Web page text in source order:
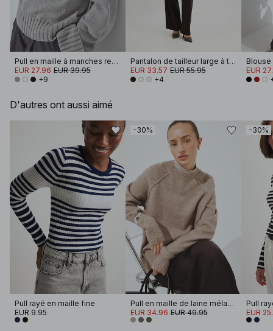
Pull en maille à manches retroussées
EUR 27.96 EUR 39.95
+9
Pantalon de tailleur large à taille haute
EUR 33.57 EUR 55.95
+4
EUR
D'autres ont aussi aimé
Pull rayé en maille fine
EUR 9.95
-30%
Pull en maille de laine mélangée à encolure ronde
EUR 34.96 EUR 49.95
-30%
Pull
EUR